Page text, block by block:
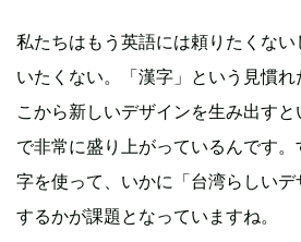
私たちはもう英語には頼りたくな
いたくない。「漢字」という見慣
こから新しいデザインを生み出す
で非常に盛り上がっているんです
字を使って、いかに「台湾らしいデ
するかが課題となっていますね。